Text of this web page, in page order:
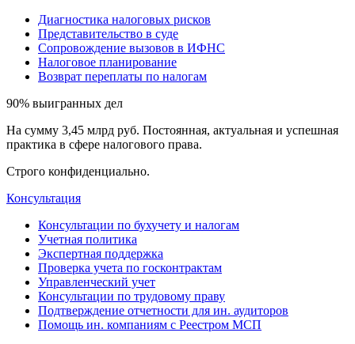
Диагностика налоговых рисков
Представительство в суде
Сопровождение вызовов в ИФНС
Налоговое планирование
Возврат переплаты по налогам
90% выигранных дел
На сумму 3,45 млрд руб. Постоянная, актуальная и успешная
практика в сфере налогового права.
Строго конфиденциально.
Консультация
Консультации по бухучету и налогам
Учетная политика
Экспертная поддержка
Проверка учета по госконтрактам
Управленческий учет
Консультации по трудовому праву
Подтверждение отчетности для ин. аудиторов
Помощь ин. компаниям с Реестром МСП